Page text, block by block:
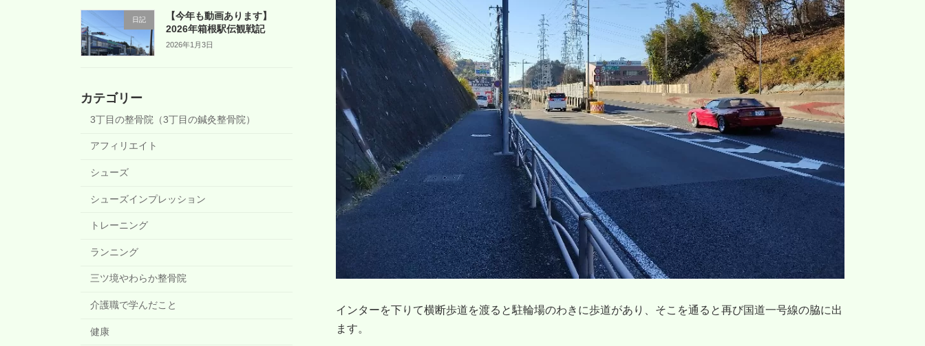
インターを下りて横断歩道を渡ると駐輪場のわきに歩道があり、そこを通ると再び国道一号線の脇に出
ます。
日記
【今年も動画あります】
2026年箱根駅伝観戦記
2026年1月3日
カテゴリー
3丁目の整骨院（3丁目の鍼灸整骨院）
アフィリエイト
シューズ
シューズインプレッション
トレーニング
ランニング
三ツ境やわらか整骨院
介護職で学んだこと
健康